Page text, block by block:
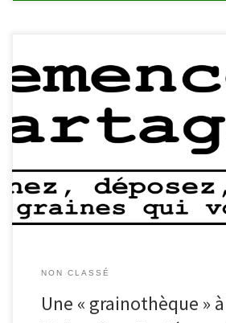
Le projet « grainothèque » a germé en
à Malmedy ainsi qu’à Waimes. Rendez-
votre bibliothèque pour découvrir cet
que ça ? Le principe est simple : vous
NON CLASSÉ
Une « grainothèque »